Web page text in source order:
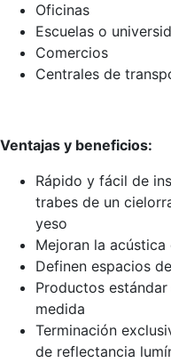
Oficinas
Escuelas o
Comercios
Centrales de
Ventajas y beneficios:
Rápido y fácil de
trabes de un
yeso
Mejoran la
Definen espacios
Productos
medida
Terminación
de reflectancia